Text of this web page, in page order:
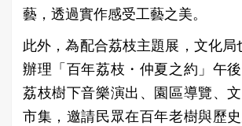
藝，透過實作感受工藝之美。
此外，為配合荔枝主題展，文化局
辦理「百年荔枝・仲夏之約」午
荔枝樹下音樂演出、園區導覽、
市集，邀請民眾在百年老樹與歷